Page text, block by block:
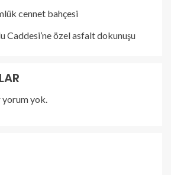
cennet bahçesi
Caddesi’ne özel asfalt dokunuşu
yok.